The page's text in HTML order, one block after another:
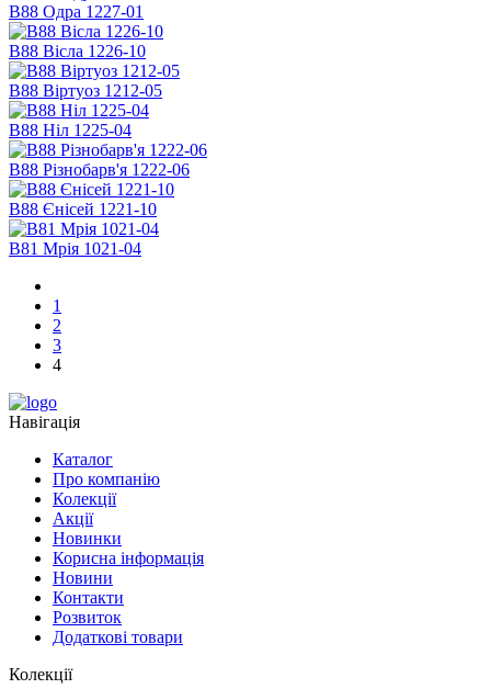
В88 Одра 1227-01
В88 Вісла 1226-10
В88 Віртуоз 1212-05
В88 Ніл 1225-04
В88 Різнобарв'я 1222-06
В88 Єнісей 1221-10
B81 Мрія 1021-04
1
2
3
4
Навігація
Каталог
Про компанію
Колекції
Акції
Новинки
Корисна інформація
Новини
Контакти
Розвиток
Додаткові товари
Колекції